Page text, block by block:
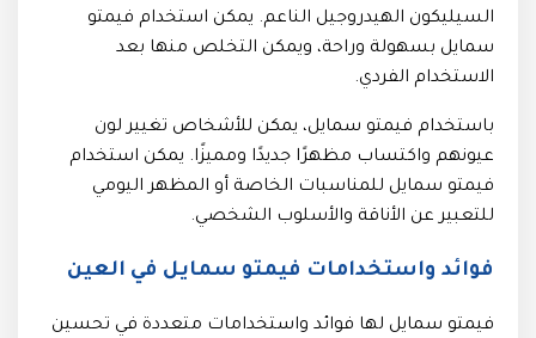
السيليكون الهيدروجيل الناعم. يمكن استخدام فيمتو
سمايل بسهولة وراحة، ويمكن التخلص منها بعد
الاستخدام الفردي.
باستخدام فيمتو سمايل، يمكن للأشخاص تغيير لون
عيونهم واكتساب مظهرًا جديدًا ومميزًا. يمكن استخدام
فيمتو سمايل للمناسبات الخاصة أو المظهر اليومي
للتعبير عن الأناقة والأسلوب الشخصي.
فوائد واستخدامات فيمتو سمايل في العين
فيمتو سمايل لها فوائد واستخدامات متعددة في تحسين